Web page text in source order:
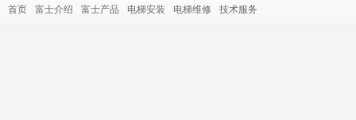
首页 富士介绍 富士产品 电梯安装 电梯维修 技术服务